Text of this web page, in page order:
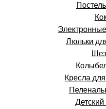
Люльки
Кресла
Детский